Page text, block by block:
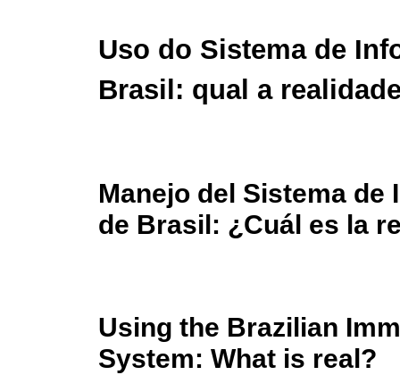
Uso do Sistema de
Brasil: qual a
Manejo del Sistema
de Brasil: ¿Cuál es la
Using the Brazilian
System: What is real?